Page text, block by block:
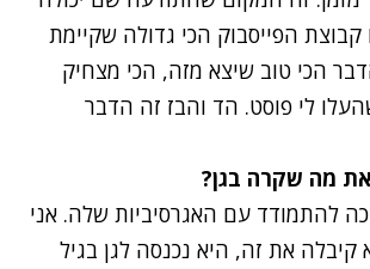
הפייסבוק הכי גדולה שקיימת
הכי טוב שיצא מזה, הכי מצחיק
לי פוסט. הד והבז זה הדבר
את מה שקרה בגן?
להתמודד עם האגרסיביות שלה. אני
קיבלה את זה, היא נכנסה לגן בגיל